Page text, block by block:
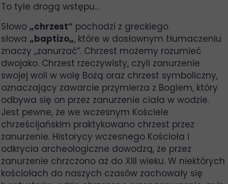
To tyle drogą wstępu…
Słowo „chrzest” pochodzi z greckiego
słowa „baptizo„, które w dosłownym tłumaczeniu
znaczy „zanurzać”. Chrzest możemy rozumieć
dwojako. Chrzest rzeczywisty, czyli zanurzenie
swojej woli w wolę Bożą oraz chrzest symboliczny,
oznaczający zawarcie przymierza z Bogiem, który
odbywa się on przez zanurzenie ciała w wodzie.
Jest pewne, że we wczesnym Kościele
chrześcijańskim praktykowano chrzest przez
zanurzenie. Historycy wczesnego Kościoła i
odkrycia archeologiczne dowodzą, że przez
zanurzenie chrzczono aż do XIII wieku. W niektórych
kościołach do naszych czasów zachowały się